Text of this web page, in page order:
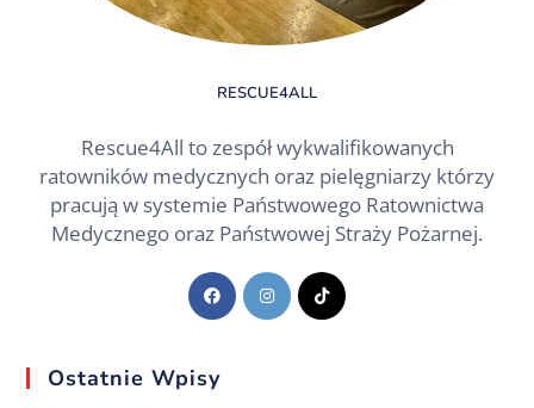
RESCUE4ALL
Rescue4All to zespół wykwalifikowanych
ratowników medycznych oraz pielęgniarzy którzy
pracują w systemie Państwowego Ratownictwa
Medycznego oraz Państwowej Straży Pożarnej.
Ostatnie Wpisy